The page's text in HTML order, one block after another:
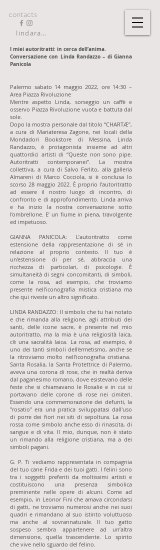
lindarandazzo9@gmail.com
contacts
I miei autoritratti: in cerca dell’anima.
Conversazione con Linda Randazzo – di Gianna
Panicola
Palermo sabato 14 maggio 2022, ore 14:30 –
Area Piazza Rivoluzione
Mentre aspetto Linda, sorseggio un caffè e
osservo Piazza Rivoluzione vuota e battuta dal
sole.
Dopo la mostra personale dal titolo “CHARTÆ”,
a cura di Mariateresa Zagone, nei locali della
Mondadori Bookstore di Messina, Linda
Randazzo, è protagonista insieme ad altri
quattordici artisti di “Queste non sono pipe.
Autoritratti contemporanei”. La mostra
collettiva, a cura di Salvo Ferlito, alla galleria
Almareni di Marco Cocciola, si è conclusa lo
scorso 28 maggio 2022. È proprio l’autoritratto
ad essere il nostro luogo di incontro, di
confronto e di approfondimento. Linda arriva
e ha inizio la nostra conversazione sotto
l’ombrellone. E’ un fiume in piena, travolgente
ed impetuoso.
GIANNA PANICOLA: L’autoritratto come
estensione della rappresentazione di sé in
relazione al proprio contesto. Il tuo è
un’estensione di per sé, abbraccia una
ricchezza di particolari, di psicologie. È
simultaneità di segni concomitanti, di simboli,
come la rosa, ad esempio, che troviamo
presente nell’iconografia mistica cristiana ma
che qui riveste un altro significato.
LINDA RANDAZZO: Il simbolo che tu hai notato
e che rimanda alla religione, agli attributi dei
santi, delle icone sacre, è presente nel mio
autoritratto, ma la mia è una religiosità laica,
c'è una sacralità laica. La rosa, ad esempio, è
uno dei tanti simboli dell'ermetismo, anche se
la ritroviamo molto nell’iconografia cristiana.
Santa Rosalia, la Santa Protettrice di Palermo,
aveva una corona di rose, che in realtà deriva
dal paganesimo romano, dove esistevano delle
feste che si chiamavano le Rosalie e in cui si
portavano delle corone di rose nei cimiteri.
Essendo una commemorazione dei defunti, la
"rosatio" era una pratica sviluppatasi dall'uso
di porre dei fiori nei siti di sepoltura. La rosa
rossa come simbolo anche esso di rinascita, di
sangue e di vita. Il mio, dunque, non è stato
un rimando alla religione cristiana, ma a dei
simboli pagani.
G. P. Ti vediamo rappresentata in compagnia
del tuo cane Frida e dei tuoi gatti. I felini sono
tra i soggetti preferiti da moltissimi artisti e
costituiscono una presenza simbolica
preminente nelle opere di alcuni. Come ad
esempio, in Leonor Fini che amava circondarsi
di gatti, ne troviamo numerosi anche nei suoi
quadri e rimandano al suo istinto voluttuoso
ma anche al sovrannaturale. Il tuo gatto
sospeso sembra appartenere ad un’altra
dimensione, quella trascendente. Lo spirito
che vive nello sguardo del felino.